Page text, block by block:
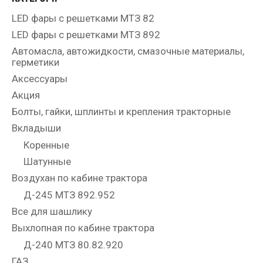
LED фары с решетками МТЗ 82
LED фары с решетками МТЗ 892
Автомасла, автожидкости, смазочные материалы,
герметики
Аксессуары
Акция
Болты, гайки, шплинты и крепления тракторные
Вкладыши
Коренные
Шатунные
Воздухан по кабине трактора
Д-245 МТЗ 892.952
Все для шашлику
Выхлопная по кабине трактора
Д-240 МТЗ 80.82.920